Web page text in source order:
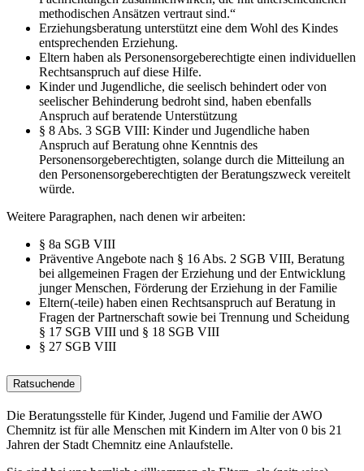
methodischen Ansätzen vertraut sind.“
Erziehungsberatung unterstützt eine dem Wohl des Kindes
entsprechenden Erziehung.
Eltern haben als Personensorgeberechtigte einen individuellen
Rechtsanspruch auf diese Hilfe.
Kinder und Jugendliche, die seelisch behindert oder von
seelischer Behinderung bedroht sind, haben ebenfalls
Anspruch auf beratende Unterstützung
§ 8 Abs. 3 SGB VIII: Kinder und Jugendliche haben
Anspruch auf Beratung ohne Kenntnis des
Personensorgeberechtigten, solange durch die Mitteilung an
den Personensorgeberechtigten der Beratungszweck vereitelt
würde.
Weitere Paragraphen, nach denen wir arbeiten:
§ 8a SGB VIII
Präventive Angebote nach § 16 Abs. 2 SGB VIII, Beratung
bei allgemeinen Fragen der Erziehung und der Entwicklung
junger Menschen, Förderung der Erziehung in der Familie
Eltern(-teile) haben einen Rechtsanspruch auf Beratung in
Fragen der Partnerschaft sowie bei Trennung und Scheidung
§ 17 SGB VIII und § 18 SGB VIII
§ 27 SGB VIII
Ratsuchende
Die Beratungsstelle für Kinder, Jugend und Familie der AWO
Chemnitz ist für alle Menschen mit Kindern im Alter von 0 bis 21
Jahren der Stadt Chemnitz eine Anlaufstelle.